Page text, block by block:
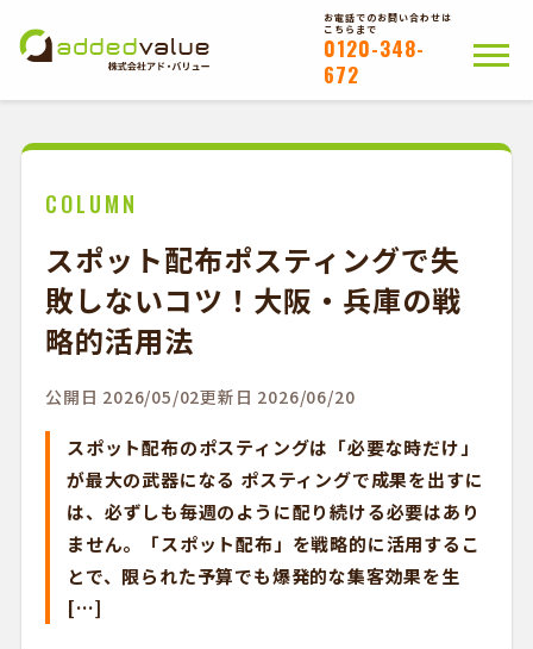
お電話でのお問い合わせは
こちらまで
0120-348-
672
お問い合わせ
かんたんWEB注文
COLUMN
スポット配布ポスティングで失
敗しないコツ！大阪・兵庫の戦
略的活用法
公開日 2026/05/02更新日 2026/06/20
スポット配布のポスティングは「必要な時だけ」
が最大の武器になる ポスティングで成果を出すに
は、必ずしも毎週のように配り続ける必要はあり
ません。「スポット配布」を戦略的に活用するこ
とで、限られた予算でも爆発的な集客効果を生
[…]